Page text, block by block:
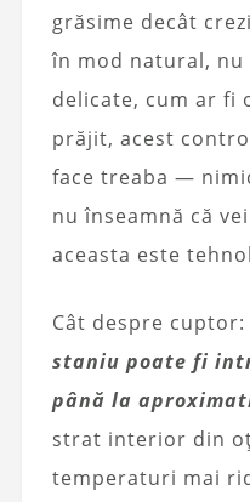
grăsime decât
în mod natural, nu
delicate, cum ar fi
prăjit, acest
face treaba —
nu înseamnă că
aceasta este
Cât despre cuptor:
staniu poate fi
până la
strat interior din
temperaturi mai